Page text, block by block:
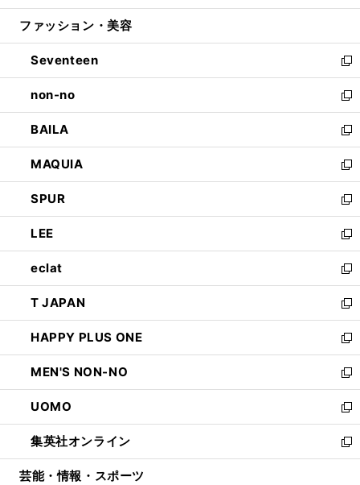
開
ウ
開
く
ン
ウ
で
開
く
ウ
ン
ド
ウ
で
開
く
ファッション・美容
Seventeen
新
し
い
ウ
ィ
ン
ド
ウ
で
開
く
non-no
新
し
い
ウ
ィ
ン
ド
ウ
で
開
く
BAILA
新
し
い
ウ
ィ
ン
ド
ウ
で
開
く
MAQUIA
新
し
い
ウ
ィ
ン
ド
ウ
で
開
く
SPUR
新
し
い
ウ
ィ
ン
ド
ウ
で
開
く
LEE
新
し
い
ウ
ィ
ン
ド
ウ
で
開
く
eclat
新
し
い
ウ
ィ
ン
ド
ウ
で
開
く
T JAPAN
新
し
い
ウ
ィ
ン
ド
ウ
で
開
HAPPY PLUS ONE
新
し
い
ウ
ィ
ン
ド
ウ
MEN'S NON-NO
新
し
い
ウ
ィ
ン
UOMO
新
し
い
ウ
集英社オンライン
新
し
芸能・情報・スポーツ